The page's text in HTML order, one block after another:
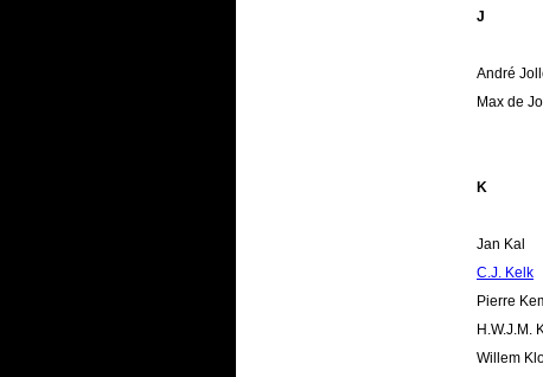
J
André
Max de
K
Jan Kal
C.J. Kelk
Pierre
H.W.J.M.
Willem